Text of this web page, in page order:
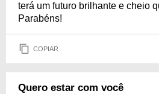
terá um futuro brilhante e cheio
Parabéns!
COPIAR
Quero estar com você